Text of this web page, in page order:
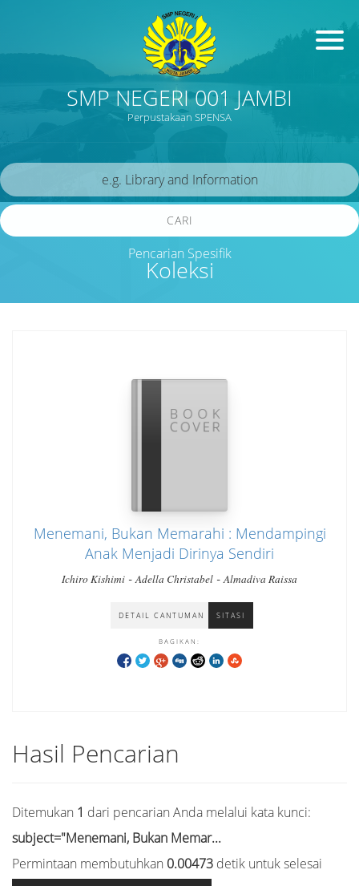
SMP NEGERI 001 JAMBI
Perpustakaan SPENSA
Koleksi
CARI
Pencarian Spesifik
Menemani, Bukan Memarahi : Mendampingi
Anak Menjadi Dirinya Sendiri
Ichiro Kishimi - Adella Christabel - Almadiva Raissa
DETAIL CANTUMAN SITASI
BAGIKAN:
Hasil Pencarian
Ditemukan 1 dari pencarian Anda melalui kata kunci:
subject="Menemani, Bukan Memar...
Permintaan membutuhkan 0.00473 detik untuk selesai